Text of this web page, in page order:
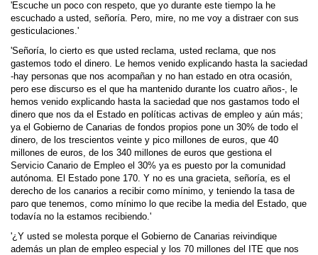
'Escuche un poco con respeto, que yo durante este tiempo la he
escuchado a usted, señoría. Pero, mire, no me voy a distraer con sus
gesticulaciones.'
'Señoría, lo cierto es que usted reclama, usted reclama, que nos
gastemos todo el dinero. Le hemos venido explicando hasta la saciedad
-hay personas que nos acompañan y no han estado en otra ocasión,
pero ese discurso es el que ha mantenido durante los cuatro años-, le
hemos venido explicando hasta la saciedad que nos gastamos todo el
dinero que nos da el Estado en políticas activas de empleo y aún más;
ya el Gobierno de Canarias de fondos propios pone un 30% de todo el
dinero, de los trescientos veinte y pico millones de euros, que 40
millones de euros, de los 340 millones de euros que gestiona el
Servicio Canario de Empleo el 30% ya es puesto por la comunidad
autónoma. El Estado pone 170. Y no es una gracieta, señoría, es el
derecho de los canarios a recibir como mínimo, y teniendo la tasa de
paro que tenemos, como mínimo lo que recibe la media del Estado, que
todavía no la estamos recibiendo.'
'¿Y usted se molesta porque el Gobierno de Canarias reivindique
además un plan de empleo especial y los 70 millones del ITE que nos